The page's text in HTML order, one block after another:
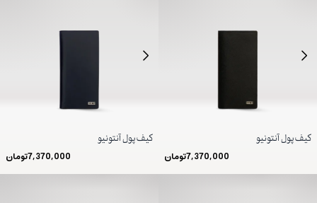
کیف پول آنتونیو
7,370,000تومان
کیف پول آنتونیو
7,370,000تومان